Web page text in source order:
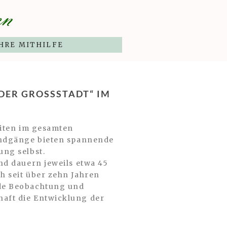
MITHILFE
GROSSSTADT“ IM S
im gesamten
bieten spannende
selbst.
dauern jeweils etwa 45
seit über zehn Jahren
Beobachtung und
die Entwicklung der